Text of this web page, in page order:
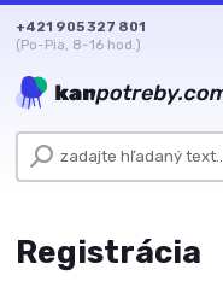
+421 905 327 801
(Po-Pia, 8-16 hod.)
Registrácia